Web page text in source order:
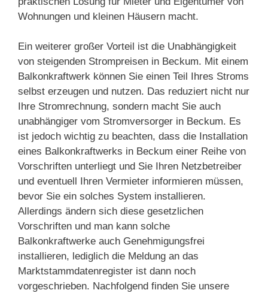
Wohnungen und kleinen Häusern macht.
Ein weiterer großer Vorteil ist die Unabhängigkeit
von steigenden Strompreisen in Beckum. Mit einem
Balkonkraftwerk können Sie einen Teil Ihres Stroms
selbst erzeugen und nutzen. Das reduziert nicht nur
Ihre Stromrechnung, sondern macht Sie auch
unabhängiger vom Stromversorger in Beckum. Es
ist jedoch wichtig zu beachten, dass die Installation
eines Balkonkraftwerks in Beckum einer Reihe von
Vorschriften unterliegt und Sie Ihren Netzbetreiber
und eventuell Ihren Vermieter informieren müssen,
bevor Sie ein solches System installieren.
Allerdings ändern sich diese gesetzlichen
Vorschriften und man kann solche
Balkonkraftwerke auch Genehmigungsfrei
installieren, lediglich die Meldung an das
Marktstammdatenregister ist dann noch
vorgeschrieben. Nachfolgend finden Sie unsere